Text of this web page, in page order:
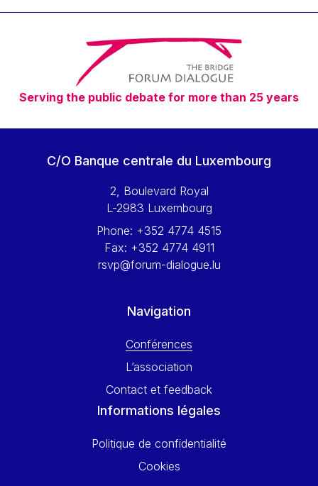
Timothy Radcliffe
Vaclav Klaus
Vassilios Skouris
Vítor Manuel da Silva Caldeira
Viviane Reding
Walter Hagg
Wolfgang Ketterle
Yossi Beillin
Yves FRANCHET
Serving the public debate for more than 25 years
C/O Banque centrale du Luxembourg
2, Boulevard Royal
L-2983 Luxembourg
Phone: +352 4774 4515
Fax: +352 4774 4911
rsvp@forum-dialogue.lu
Navigation
Conférences
L’association
Contact et feedback
Informations légales
Politique de confidentialité
Cookies